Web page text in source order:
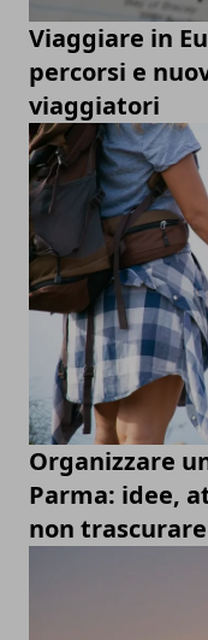
Viaggiare in
percorsi e
viaggiatori
Organizzare
Parma: idee,
non trascurare